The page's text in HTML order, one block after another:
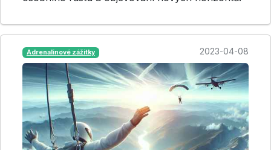
Adrenalinové zážitky 2023-04-08